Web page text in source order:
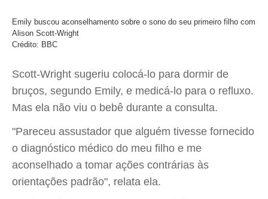
Emily buscou aconselhamento sobre o sono do seu primeiro filho com
Alison Scott-Wright
Crédito: BBC
Scott-Wright sugeriu colocá-lo para dormir de
bruços, segundo Emily, e medicá-lo para o refluxo.
Mas ela não viu o bebê durante a consulta.
"Pareceu assustador que alguém tivesse fornecido
o diagnóstico médico do meu filho e me
aconselhado a tomar ações contrárias às
orientações padrão", relata ela.